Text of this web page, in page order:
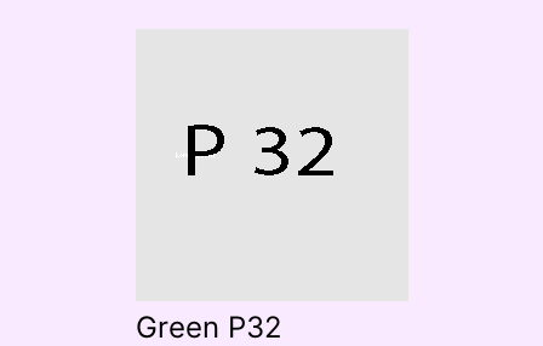
Green P32